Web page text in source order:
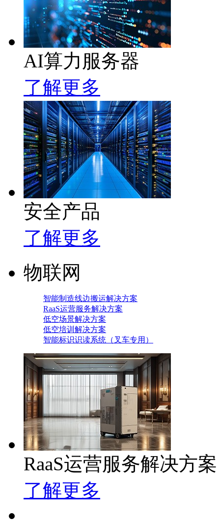
AI算力服务器
了解更多
安全产品
了解更多
物联网
智能制造线边搬运解决方案
RaaS运营服务解决方案
低空场景解决方案
低空培训解决方案
智能标识识读系统（叉车专用）
RaaS运营服务解决方案
了解更多